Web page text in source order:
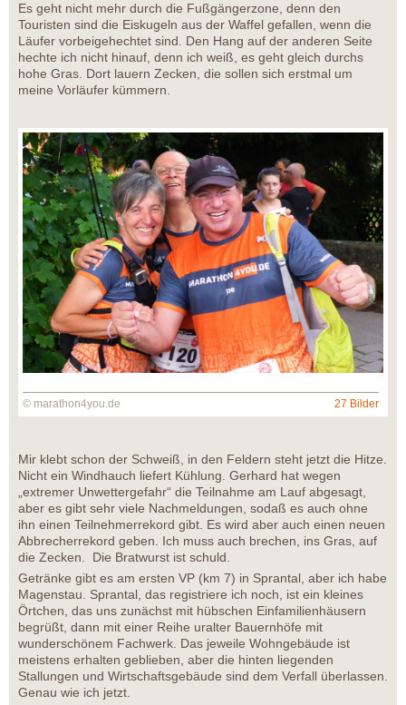
Es geht nicht mehr durch die Fußgängerzone, denn den
Touristen sind die Eiskugeln aus der Waffel gefallen, wenn die
Läufer vorbeigehechtet sind. Den Hang auf der anderen Seite
hechte ich nicht hinauf, denn ich weiß, es geht gleich durchs
hohe Gras. Dort lauern Zecken, die sollen sich erstmal um
meine Vorläufer kümmern.
© marathon4you.de 27 Bilder
Mir klebt schon der Schweiß, in den Feldern steht jetzt die Hitze.
Nicht ein Windhauch liefert Kühlung. Gerhard hat wegen
„extremer Unwettergefahr“ die Teilnahme am Lauf abgesagt,
aber es gibt sehr viele Nachmeldungen, sodaß es auch ohne
ihn einen Teilnehmerrekord gibt. Es wird aber auch einen neuen
Abbrecherrekord geben. Ich muss auch brechen, ins Gras, auf
die Zecken. Die Bratwurst ist schuld.
Getränke gibt es am ersten VP (km 7) in Sprantal, aber ich habe
Magenstau. Sprantal, das registriere ich noch, ist ein kleines
Örtchen, das uns zunächst mit hübschen Einfamilienhäusern
begrüßt, dann mit einer Reihe uralter Bauernhöfe mit
wunderschönem Fachwerk. Das jeweile Wohngebäude ist
meistens erhalten geblieben, aber die hinten liegenden
Stallungen und Wirtschaftsgebäude sind dem Verfall überlassen.
Genau wie ich jetzt.